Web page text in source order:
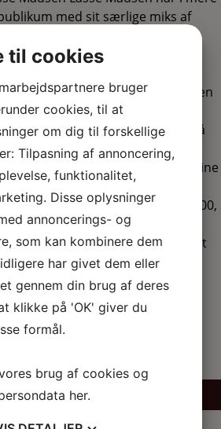
med sit særlige miks af
og evnen til at finde det
hverdagssituationer.
og en timing, der altid
længst slået sit navn fast som en
standupkomikere. Det har
komiker og er nok også
på SoMe på 250.000
med hver gang han deler én af sine
parodier på situationer og
Hvis ikke du er en af de 250.000,
i fjernsynet eller hørt ham i
skal dog ikke snyde dig selv for at
er allerbedst – nemlig på
efter showet
OVERNATNING
til cookies
bruger
cookies, til at
om dig til forskellige
Tilpasning af annoncering,
funktionalitet,
Disse oplysninger
annoncerings- og
som kan kombinere dem
har givet dem eller
gennem din brug af deres
klikke på 'OK' giver du
formål.
brug af cookies og
her.